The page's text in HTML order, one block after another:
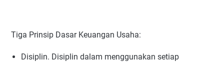
Tiga Prinsip Dasar Keuangan Usaha:
Disiplin. Disiplin dalam menggunakan setiap